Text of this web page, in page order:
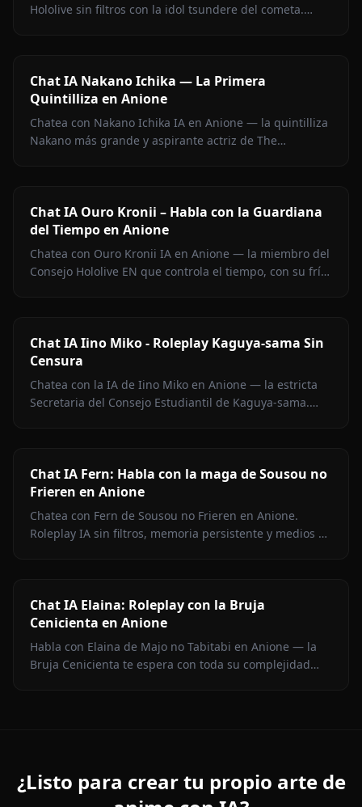
Hololive sin filtros con la idol tsundere del cometa.
Chat IA Nakano Ichika — La Primera
Quintilliza en Anione
Chatea con Nakano Ichika IA en Anione — la quintilliza
Nakano más grande y aspirante actriz de The
Chat IA Ouro Kronii – Habla con la Guardiana
del Tiempo en Anione
Chatea con Ouro Kronii IA en Anione — la miembro del
Consejo Hololive EN que controla el tiempo, con su frío
Chat IA Iino Miko - Roleplay Kaguya-sama Sin
Censura
Chatea con la IA de Iino Miko en Anione — la estricta
Secretaria del Consejo Estudiantil de Kaguya-sama.
Chat IA Fern: Habla con la maga de Sousou no
Frieren en Anione
Chatea con Fern de Sousou no Frieren en Anione.
Roleplay IA sin filtros, memoria persistente y medios en
Chat IA Elaina: Roleplay con la Bruja
Cenicienta en Anione
Habla con Elaina de Majo no Tabitabi en Anione — la
Bruja Cenicienta te espera con toda su complejidad
¿Listo para crear tu propio arte de